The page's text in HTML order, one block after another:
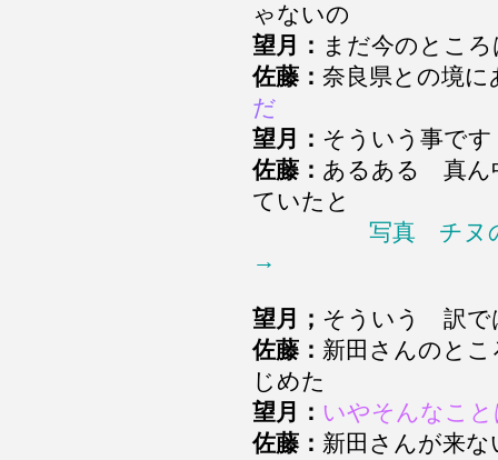
ゃないの
望月： まだ今のとこ
佐藤： 奈良県との
だ
望月： そういう事で
佐藤： あるある 真ん
ていたと
写真 チヌ
→
望月； そういう 訳
佐藤： 新田さんのと
じめた
望月： いやそんなこ
佐藤： 新田さんが来